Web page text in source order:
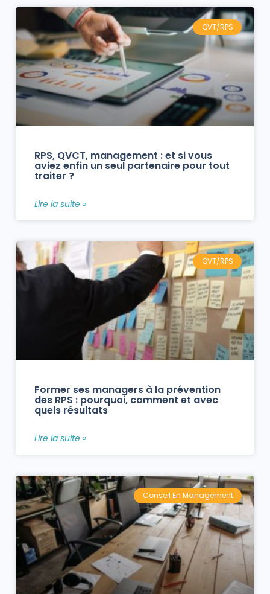
QVT/RPS
RPS, QVCT, management : et si vous
aviez enfin un seul partenaire pour tout
traiter ?
Lire la suite »
QVT/RPS
Former ses managers à la prévention
des RPS : pourquoi, comment et avec
quels résultats
Lire la suite »
Conseil En Management